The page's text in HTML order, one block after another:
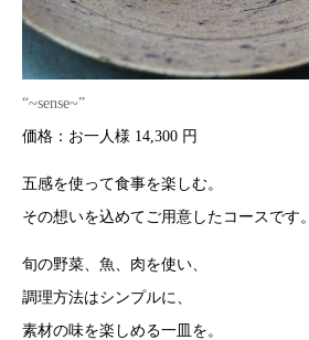
“~sense~”
価格：お一人様 14,300 円
五感を使って食事を楽しむ。
その想いを込めてご用意したコースです。
旬の野菜、魚、肉を使い、
調理方法はシンプルに、
素材の味を楽しめる一皿を。